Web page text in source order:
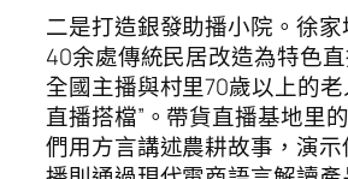
二是打造銀發助播小院。徐
40余處傳統民居改造為特色
全國主播與村里70歲以上的老
直播搭檔”。帶貨直播基地里
們用方言講述農耕故事，演